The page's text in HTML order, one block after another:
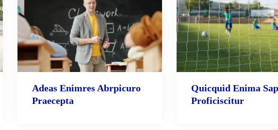
Adeas Enimres Abrpicuro
Praecepta
Quicquid Enima
Proficiscitur